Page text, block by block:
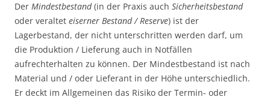
Der Mindestbestand(in der Praxis auch Sicherheitsbestand
oder veraltet eiserner Bestand / Reserve) ist der
Lagerbestand, der nicht unterschritten werden darf, um
die Produktion / Lieferung auch in Notfällen
aufrechterhalten zu können. Der Mindestbestand ist nach
Material und / oder Lieferant in der Höhe unterschiedlich.
Er deckt im Allgemeinen das Risiko der Termin- oder